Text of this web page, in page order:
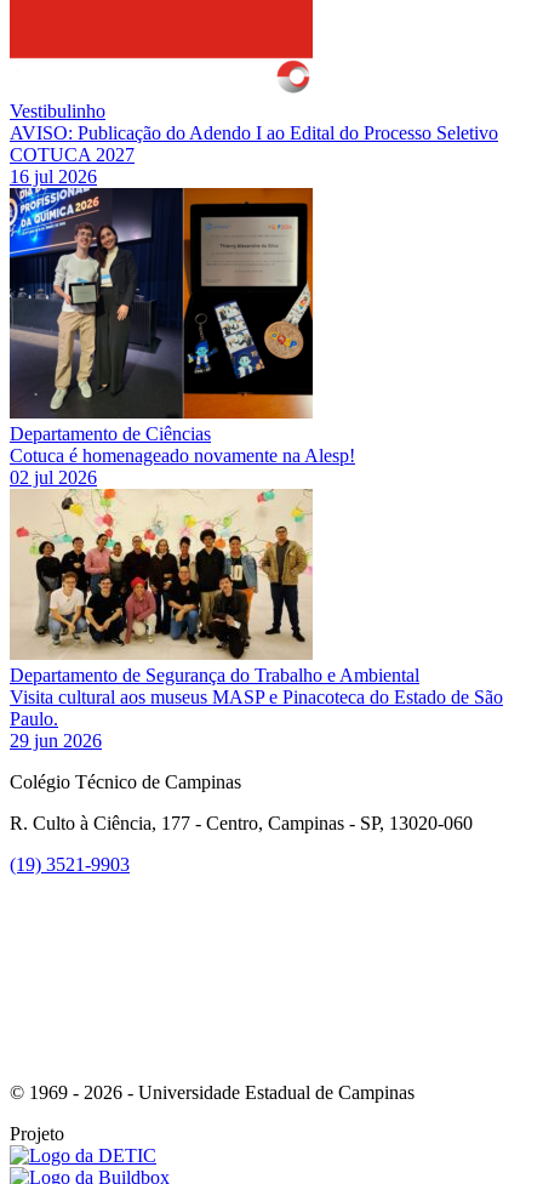
Vestibulinho
AVISO: Publicação do Adendo I ao Edital do Processo Seletivo
COTUCA 2027
16 jul 2026
Departamento de Ciências
Cotuca é homenageado novamente na Alesp!
02 jul 2026
Departamento de Segurança do Trabalho e Ambiental
Visita cultural aos museus MASP e Pinacoteca do Estado de São
Paulo.
29 jun 2026
Colégio Técnico de Campinas
R. Culto à Ciência, 177 - Centro, Campinas - SP, 13020-060
(19) 3521-9903
© 1969 - 2026 - Universidade Estadual de Campinas
Projeto